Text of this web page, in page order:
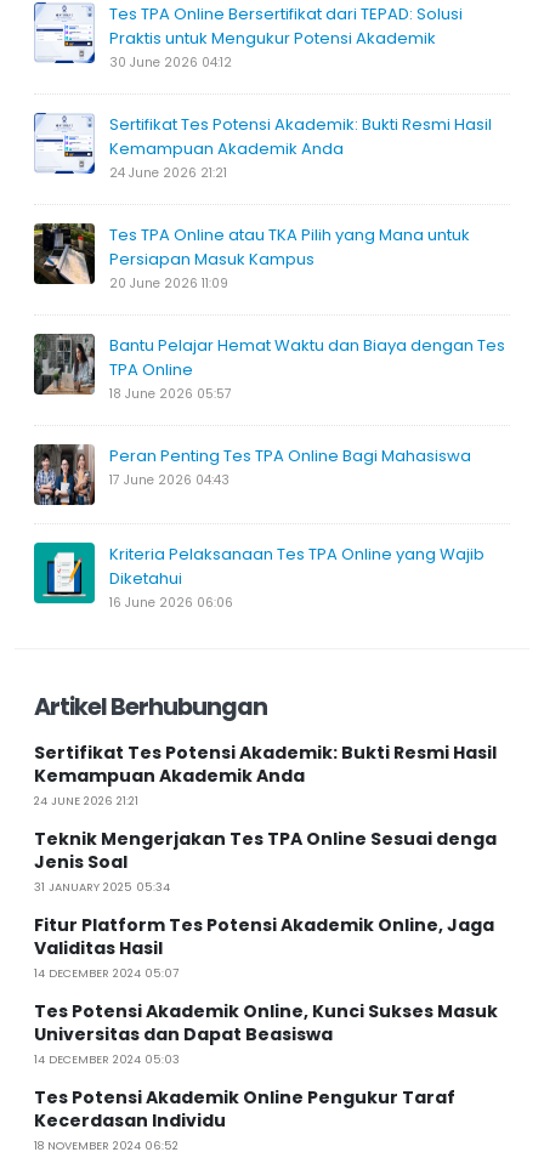
Tes TPA Online Bersertifikat dari TEPAD: Solusi
Praktis untuk Mengukur Potensi Akademik
30 June 2026 04:12
Sertifikat Tes Potensi Akademik: Bukti Resmi Hasil
Kemampuan Akademik Anda
24 June 2026 21:21
Tes TPA Online atau TKA Pilih yang Mana untuk
Persiapan Masuk Kampus
20 June 2026 11:09
Bantu Pelajar Hemat Waktu dan Biaya dengan Tes
TPA Online
18 June 2026 05:57
Peran Penting Tes TPA Online Bagi Mahasiswa
17 June 2026 04:43
Kriteria Pelaksanaan Tes TPA Online yang Wajib
Diketahui
16 June 2026 06:06
Artikel Berhubungan
Sertifikat Tes Potensi Akademik: Bukti Resmi Hasil
Kemampuan Akademik Anda
24 JUNE 2026 21:21
Teknik Mengerjakan Tes TPA Online Sesuai denga
Jenis Soal
31 JANUARY 2025 05:34
Fitur Platform Tes Potensi Akademik Online, Jaga
Validitas Hasil
14 DECEMBER 2024 05:07
Tes Potensi Akademik Online, Kunci Sukses Masuk
Universitas dan Dapat Beasiswa
14 DECEMBER 2024 05:03
Tes Potensi Akademik Online Pengukur Taraf
Kecerdasan Individu
18 NOVEMBER 2024 06:52